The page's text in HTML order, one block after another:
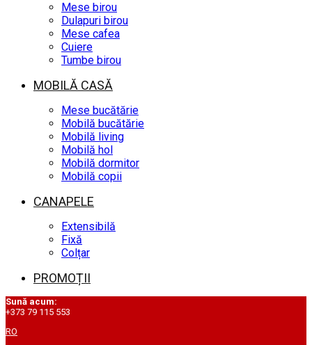
Mese birou
Dulapuri birou
Mese cafea
Cuiere
Tumbe birou
MOBILĂ CASĂ
Mese bucătărie
Mobilă bucătărie
Mobilă living
Mobilă hol
Mobilă dormitor
Mobilă copii
CANAPELE
Extensibilă
Fixă
Colțar
PROMOȚII
Sună acum:
+373 79 115 553
RO